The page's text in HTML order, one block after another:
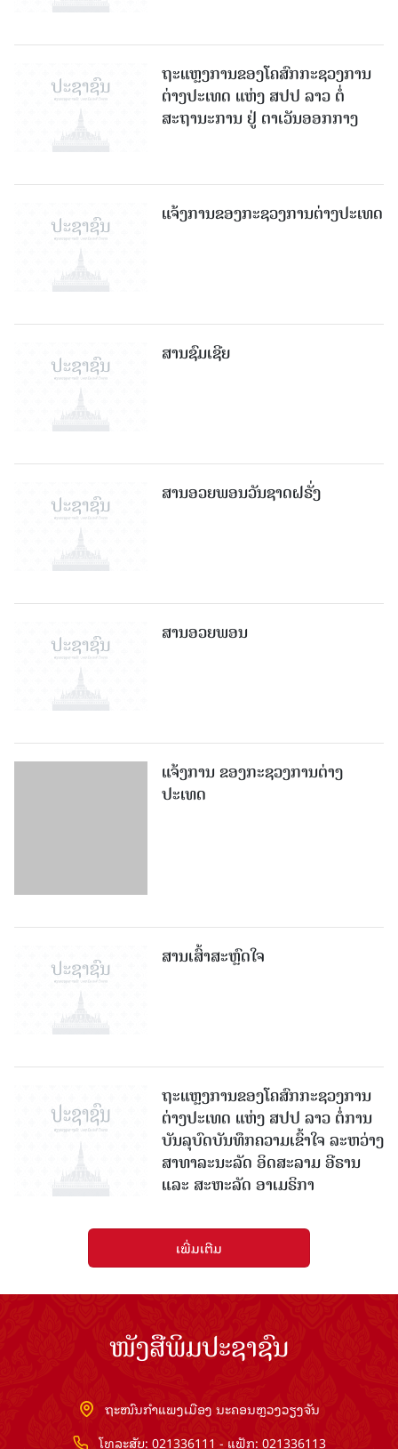
ຖະແຫຼງການຂອງໂຄສົກກະຊວງການ
ຕ່າງປະເທດ ແຫ່ງ ສປປ ລາວ ຕໍ່
ສະຖານະການ ຢູ່ ຕາເວັນອອກກາງ
ແຈ້ງການຂອງກະຊວງການຕ່າງປະເທດ
ສານຊົມເຊີຍ
ສານອວຍພອນວັນຊາດຝຣັ່ງ
ສານອວຍພອນ
ແຈ້ງການ ຂອງກະຊວງການຕ່າງ
ປະເທດ
ສານເສົ້າສະຫຼົດໃຈ
ຖະແຫຼງການຂອງໂຄສົກກະຊວງການ
ຕ່າງປະເທດ ແຫ່ງ ສປປ ລາວ ຕໍ່ການ
ບັນລຸບົດບັນທຶກຄວາມເຂົ້າໃຈ ລະຫວ່າງ
ສາທາລະນະລັດ ອິດສະລາມ ອີຣານ
ແລະ ສະຫະລັດ ອາເມຣິກາ
ເພີ່ມເຕີມ
ໜັງສືພິມປະຊາຊົນ
ຖະໜົນກຳແພງເມືອງ ນະຄອນຫຼວງວຽງຈັນ
ໂທລະສັບ: 021336111 - ແຟັກ: 021336113